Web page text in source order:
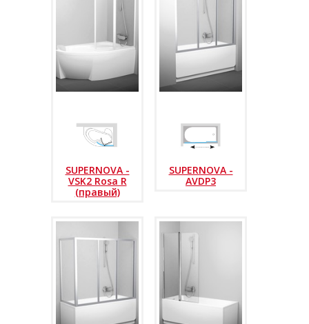
SUPERNOVA -
VSK2 Rosa R
(правый)
SUPERNOVA -
AVDP3